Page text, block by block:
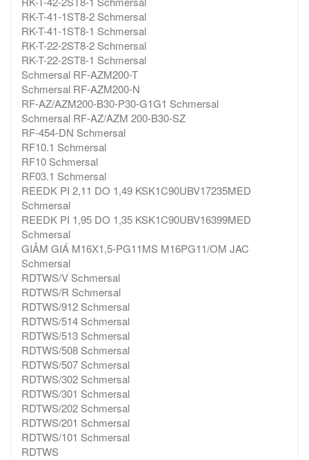
RK-T-41-1ST8-2 Schmersal
RK-T-41-1ST8-1 Schmersal
RK-T-22-2ST8-2 Schmersal
RK-T-22-2ST8-1 Schmersal
Schmersal RF-AZM200-T
Schmersal RF-AZM200-N
RF-AZ/AZM200-B30-P30-G1G1 Schmersal
Schmersal RF-AZ/AZM 200-B30-SZ
RF-454-DN Schmersal
RF10.1 Schmersal
RF10 Schmersal
RF03.1 Schmersal
REEDK PI 2,11 DO 1,49 KSK1C90UBV17235MED
Schmersal
REEDK PI 1,95 DO 1,35 KSK1C90UBV16399MED
Schmersal
GIẢM GIÁ M16X1,5-PG11MS M16PG11/OM JAC
Schmersal
RDTWS/V Schmersal
RDTWS/R Schmersal
RDTWS/912 Schmersal
RDTWS/514 Schmersal
RDTWS/513 Schmersal
RDTWS/508 Schmersal
RDTWS/507 Schmersal
RDTWS/302 Schmersal
RDTWS/301 Schmersal
RDTWS/202 Schmersal
RDTWS/201 Schmersal
RDTWS/101 Schmersal
RDTWS